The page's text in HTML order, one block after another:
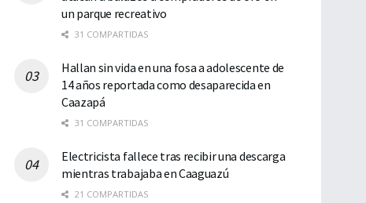
un parque recreativo
31 COMPARTIDAS
Hallan sin vida en una fosa a adolescente de
14 años reportada como desaparecida en
Caazapá
31 COMPARTIDAS
Electricista fallece tras recibir una descarga
mientras trabajaba en Caaguazú
21 COMPARTIDAS